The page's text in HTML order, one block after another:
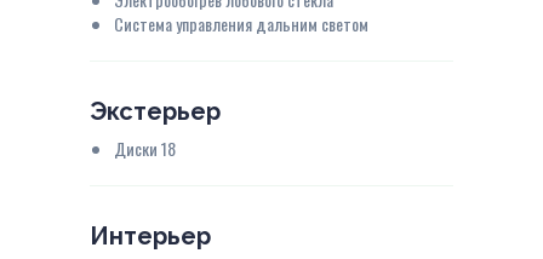
Система управления дальним светом
Экстерьер
Диски 18
Интерьер